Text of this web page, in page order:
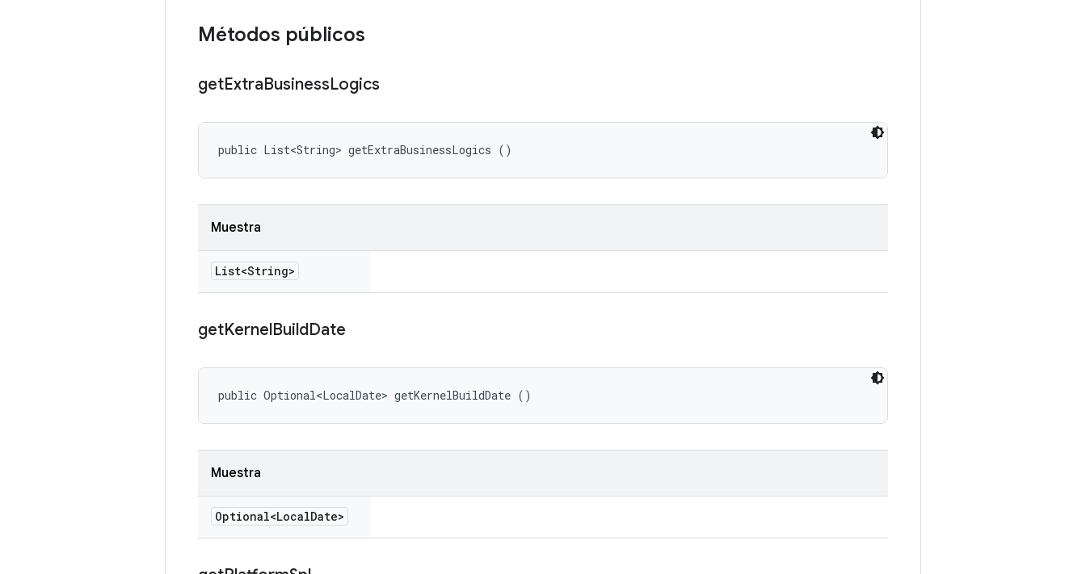
Métodos públicos
getExtraBusinessLogics
public List<String> getExtraBusinessLogics ()
Muestra
List<String>
getKernelBuildDate
public Optional<LocalDate> getKernelBuildDate ()
Muestra
Optional<LocalDate>